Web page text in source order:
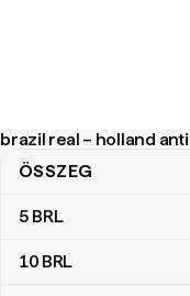
brazil real – holland
brazil real – holland
ÖSSZEG
5 BRL
10 BRL